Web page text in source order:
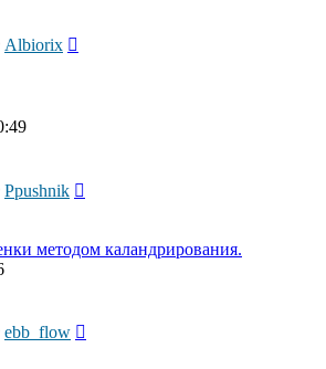
Albiorix
Ppushnik
методом каландрирования.
ebb_flow